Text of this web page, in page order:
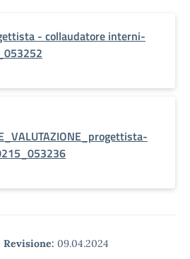
- collaudatore interni-
Revisione: 09.04.2024